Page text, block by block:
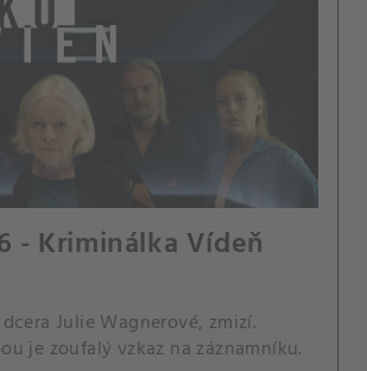
- Kriminálka Vídeň
Julie Wagnerové, zmizí.
je zoufalý vzkaz na záznamníku.